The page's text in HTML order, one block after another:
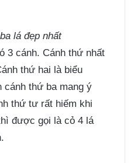
lá đẹp nhất
3 cánh. Cánh thứ nhất
thứ hai là biểu
cánh thứ ba mang ý
thứ tư rất hiếm khi
được gọi là cỏ 4 lá